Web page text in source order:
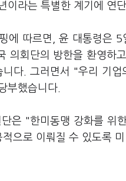
이라는 특별한 계기에 연
에 따르면, 윤 대통령은
의회단의 방한을 환영하
다. 그러면서 "우리 기
부했습니다.
은 "한미동맹 강화를 위
으로 이뤄질 수 있도록